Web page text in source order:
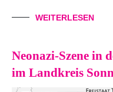
WEITERLESEN
Neonazi-Szene in
im Landkreis